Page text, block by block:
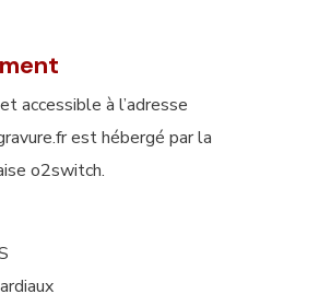
accessible à l’adresse
est hébergé par la
o2switch.